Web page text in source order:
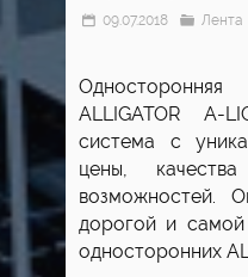
09.07.2018 Лента
ALLIGATOR
система с
цены,
возможностей.
дорогой и
односторонних